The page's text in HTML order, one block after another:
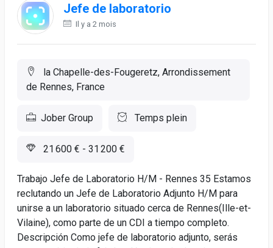
Jefe de laboratorio
Il y a 2 mois
la Chapelle-des-Fougeretz, Arrondissement
de Rennes, France
Jober Group Temps plein
21 600 € - 31 200 €
Trabajo Jefe de Laboratorio H/M - Rennes 35 Estamos
reclutando un Jefe de Laboratorio Adjunto H/M para
unirse a un laboratorio situado cerca de Rennes(Ille-et-
Vilaine), como parte de un CDI a tiempo completo.
Descripción Como jefe de laboratorio adjunto, serás